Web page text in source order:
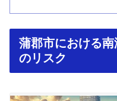
蒲郡市における
のリスク